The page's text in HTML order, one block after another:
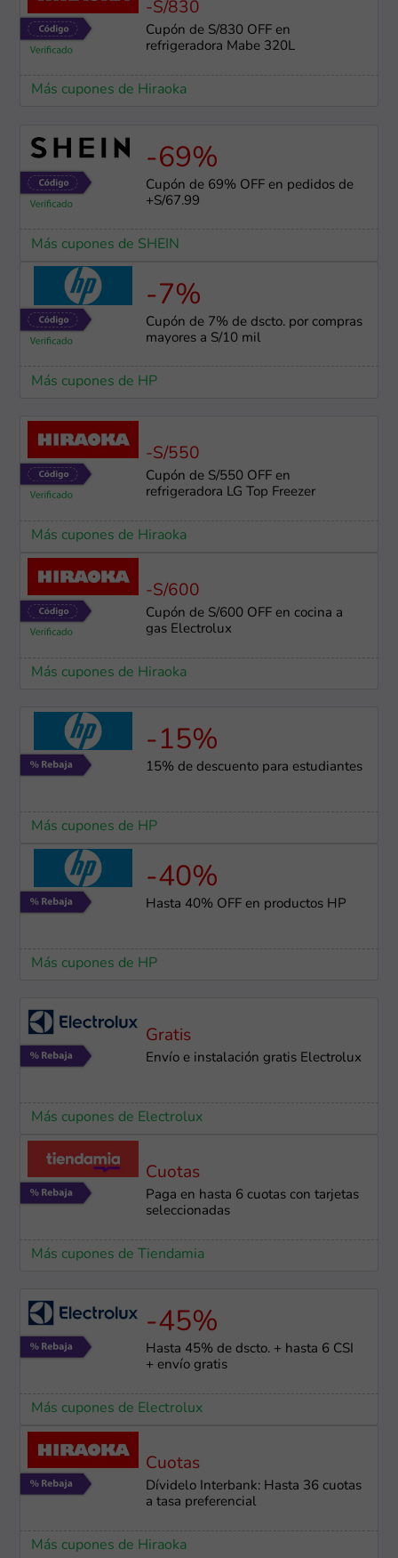
-S/830
Cupón de S/830 OFF en
refrigeradora Mabe 320L
Más cupones de Hiraoka
-69%
Cupón de 69% OFF en pedidos de
+S/67.99
Más cupones de SHEIN
-7%
Cupón de 7% de dscto. por compras
mayores a S/10 mil
Más cupones de HP
-S/550
Cupón de S/550 OFF en
refrigeradora LG Top Freezer
Más cupones de Hiraoka
-S/600
Cupón de S/600 OFF en cocina a
gas Electrolux
Más cupones de Hiraoka
-15%
15% de descuento para estudiantes
Más cupones de HP
-40%
Hasta 40% OFF en productos HP
Más cupones de HP
Gratis
Envío e instalación gratis Electrolux
Más cupones de Electrolux
Cuotas
Paga en hasta 6 cuotas con tarjetas
seleccionadas
Más cupones de Tiendamia
-45%
Hasta 45% de dscto. + hasta 6 CSI
+ envío gratis
Más cupones de Electrolux
Cuotas
Dívidelo Interbank: Hasta 36 cuotas
a tasa preferencial
Más cupones de Hiraoka